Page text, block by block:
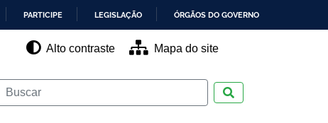
PARTICIPE LEGISLAÇÃO ÓRGÃOS DO GOVERNO
Alto contraste Mapa do site